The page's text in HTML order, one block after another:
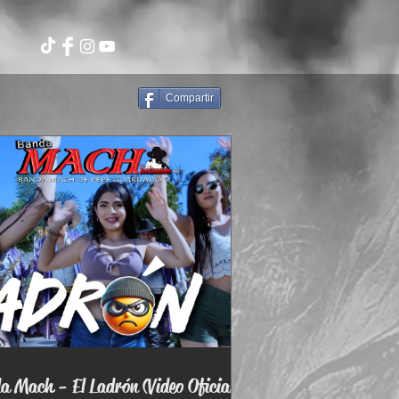
Compartir
Mach - El Ladrón (Video Oficial)